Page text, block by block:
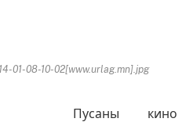
01-08-10-02[www.urlag.mn].jpg
Пусаны кино